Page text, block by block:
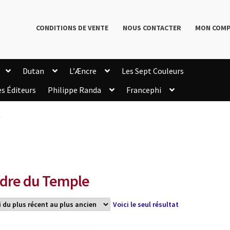
CONDITIONS DE VENTE NOUS CONTACTER MON
Dutan L’Æncre
Les Sept Couleurs
Éditeurs Philippe Randa
Francephi
du Temple
Voici le seul résultat